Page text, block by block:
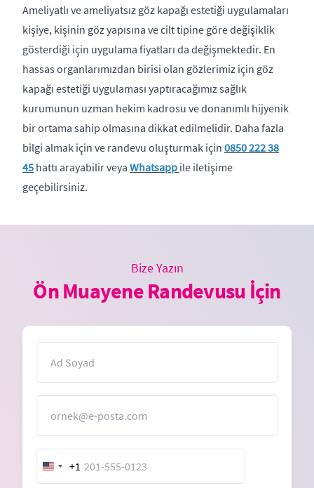
Ameliyatlı ve ameliyatsız göz kapağı estetiği uygulamaları
kişiye, kişinin göz yapısına ve cilt tipine göre değişiklik
gösterdiği için uygulama fiyatları da değişmektedir. En
hassas organlarımızdan birisi olan gözlerimiz için göz
kapağı estetiği uygulaması yaptıracağımız sağlık
kurumunun uzman hekim kadrosu ve donanımlı hijyenik
bir ortama sahip olmasına dikkat edilmelidir. Daha fazla
bilgi almak için ve randevu oluşturmak için 0850 222 38
45 hattı arayabilir veya Whatsapp ile iletişime
geçebilirsiniz.
Bize Yazın
Ön Muayene Randevusu İçin
United
+1